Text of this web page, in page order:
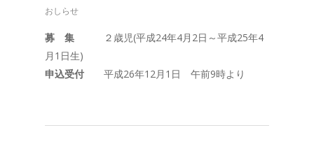
おしらせ
募 集 ２歳児(平成24年4月2日～平成25年4
月1日生)
申込受付 平成26年12月1日 午前9時より